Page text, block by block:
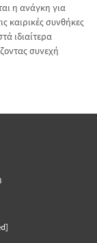
η ανάγκη για
καιρικές συνθήκες
ιδιαίτερα
συνεχή